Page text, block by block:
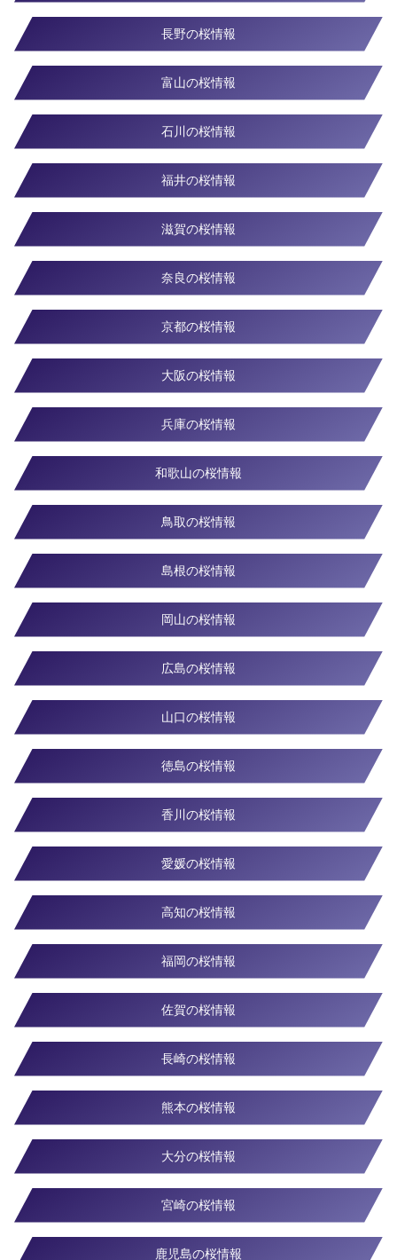
長野の桜情報
富山の桜情報
石川の桜情報
福井の桜情報
滋賀の桜情報
奈良の桜情報
京都の桜情報
大阪の桜情報
兵庫の桜情報
和歌山の桜情報
鳥取の桜情報
島根の桜情報
岡山の桜情報
広島の桜情報
山口の桜情報
徳島の桜情報
香川の桜情報
愛媛の桜情報
高知の桜情報
福岡の桜情報
佐賀の桜情報
長崎の桜情報
熊本の桜情報
大分の桜情報
宮崎の桜情報
鹿児島の桜情報